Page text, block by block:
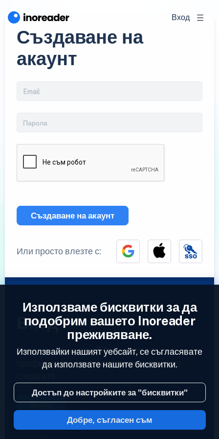
Вход
Създаване на
акаунт
Създаване на акаунт
Или просто влезте с:
Вход
Вече имате акаунт?Въведете вашият
профил за да достъпите емисиите които
Вход
2023 © Inoreader
Използваме бисквитки за да
подобрим вашето Inoreader
преживяване.
Използвайки нашият уебсайт, се съгласявате
да използвате нашите бисквитки.
Достъп до настройките за "бисквитки"
Добре, съгласен съм